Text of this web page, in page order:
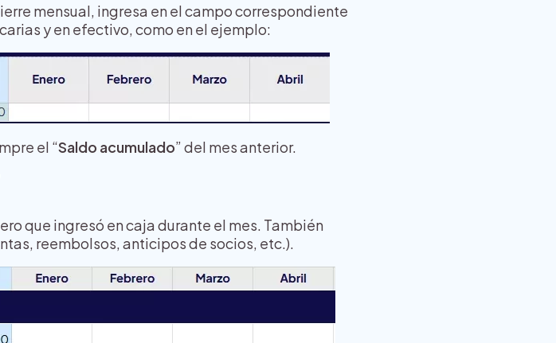
mensual, ingresa en el campo correspondiente
y en efectivo, como en el ejemplo:
el “Saldo acumulado” del mes anterior.
que ingresó en caja durante el mes. También
reembolsos, anticipos de socios, etc.).